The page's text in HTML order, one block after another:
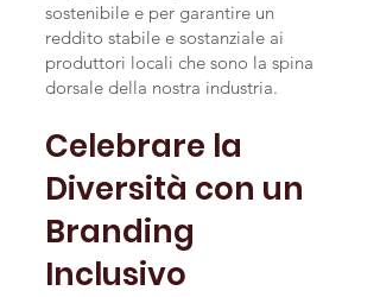
sostenibile e per garantire un
reddito stabile e sostanziale ai
produttori locali che sono la spina
dorsale della nostra industria.
Celebrare la
Diversità con un
Branding
Inclusivo